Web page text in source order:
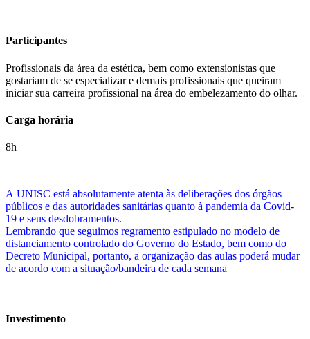
Participantes
Profissionais da área da estética, bem como extensionistas que
gostariam de se especializar e demais profissionais que queiram
iniciar sua carreira profissional na área do embelezamento do olhar.
Carga horária
8h
A UNISC está absolutamente atenta às deliberações dos órgãos
públicos e das autoridades sanitárias quanto à pandemia da Covid-
19 e seus desdobramentos.
Lembrando que seguimos regramento estipulado no modelo de
distanciamento controlado do Governo do Estado, bem como do
Decreto Municipal, portanto, a organização das aulas poderá mudar
de acordo com a situação/bandeira de cada semana
Investimento